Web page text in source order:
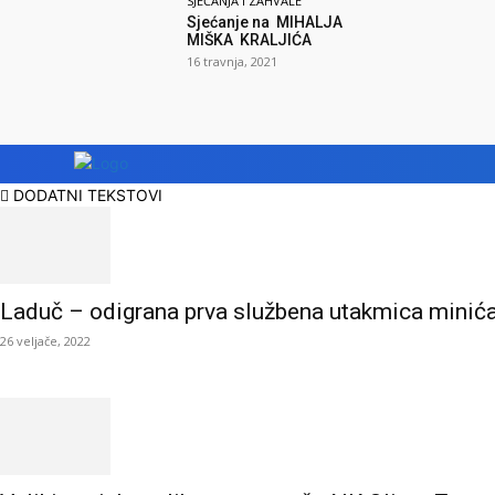
Sjećanje na MIHALJA
MIŠKA KRALJIĆA
16 travnja, 2021
DODATNI TEKSTOVI
Laduč – odigrana prva službena utakmica
26 veljače, 2022